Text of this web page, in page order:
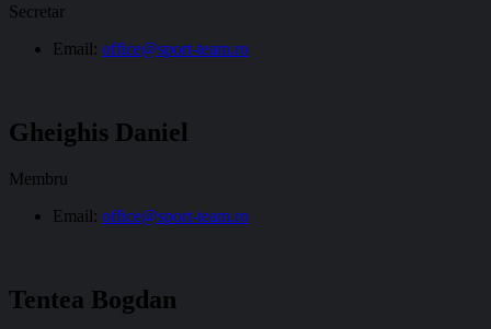
Secretar
Email: office@sport-team.ro
Gheighis Daniel
Membru
Email: office@sport-team.ro
Tentea Bogdan